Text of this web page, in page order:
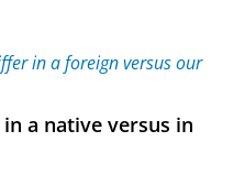
a native versus in